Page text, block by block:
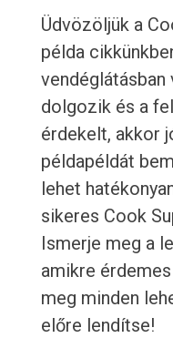
Üdvözöljük a
példa
dolgozik és a
érdekelt, akkor
példapéldát
lehet
sikeres Cook
Ismerje meg a
amikre
meg minden
előre lendítse!